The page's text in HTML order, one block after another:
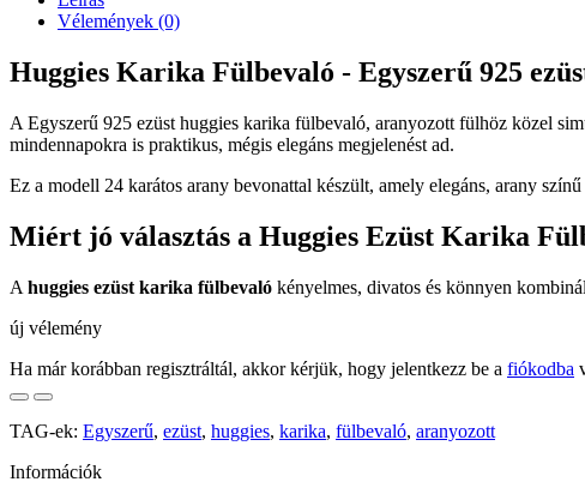
Vélemények (0)
Huggies Karika Fülbevaló - Egyszerű 925
A Egyszerű 925 ezüst huggies karika fülbevaló, aranyozott fülhöz közel
mindennapokra is praktikus, mégis elegáns megjelenést ad.
Ez a modell 24 karátos arany bevonattal készült, amely elegáns, arany
Miért jó választás a Huggies Ezüst Karika
A huggies ezüst karika fülbevaló kényelmes, divatos és könnyen
új vélemény
Ha már korábban regisztráltál, akkor kérjük, hogy jelentkezz be a fiókodba
TAG-ek: Egyszerű, ezüst, huggies, karika, fülbevaló, aranyozott
Információk